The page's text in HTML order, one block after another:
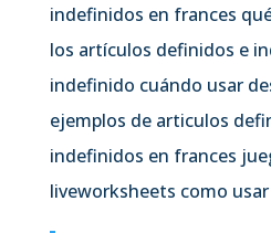
indefinidos en frances
los artículos definidos e
indefinido cuándo usar
ejemplos de articulos
indefinidos en frances
liveworksheets como